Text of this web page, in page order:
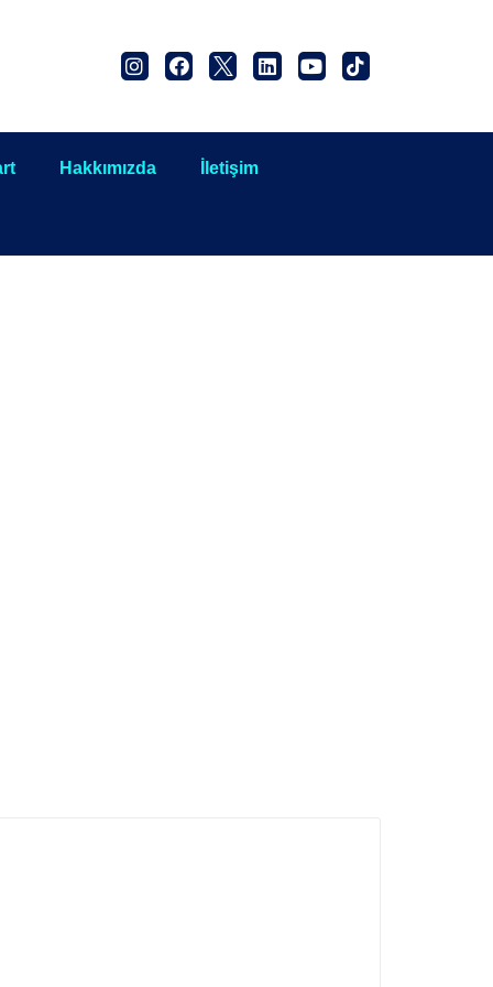
Hakkımızda İletişim